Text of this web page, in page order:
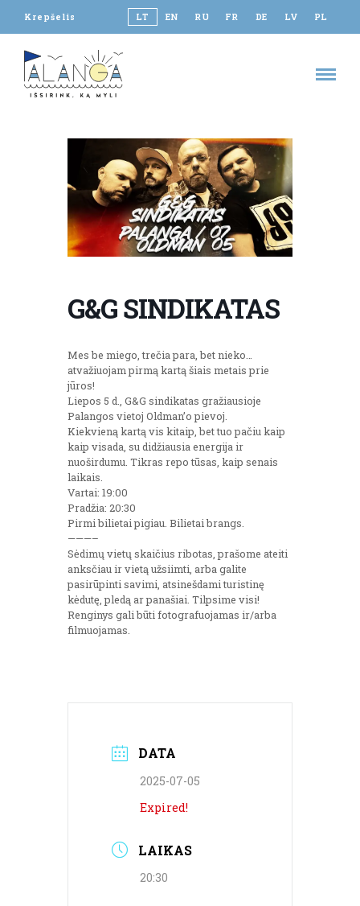
Krepšelis LT EN RU FR DE LV PL
G&G SINDIKATAS
Mes be miego, trečia para, bet nieko…
atvažiuojam pirmą kartą šiais metais prie
jūros!
Liepos 5 d., G&G sindikatas gražiausioje
Palangos vietoj Oldman’o pievoj.
Kiekvieną kartą vis kitaip, bet tuo pačiu kaip
kaip visada, su didžiausia energija ir
nuoširdumu. Tikras repo tūsas, kaip senais
laikais.
Vartai: 19:00
Pradžia: 20:30
Pirmi bilietai pigiau. Bilietai brangs.
———–
Sėdimų vietų skaičius ribotas, prašome ateiti
anksčiau ir vietą užsiimti, arba galite
pasirūpinti savimi, atsinešdami turistinę
kėdutę, pledą ar panašiai. Tilpsime visi!
Renginys gali būti fotografuojamas ir/arba
filmuojamas.
DATA
2025-07-05
Expired!
LAIKAS
20:30